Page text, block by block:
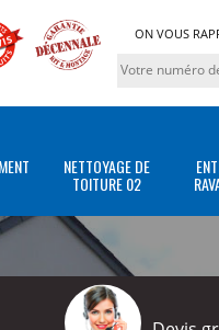
ON VOUS
NETTOYAGE DE
TOITURE 02